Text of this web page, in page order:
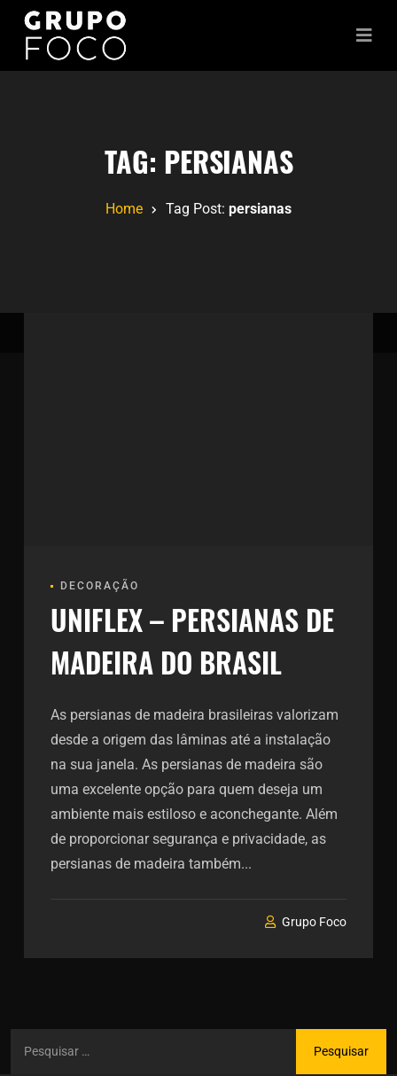
TAG: PERSIANAS
Home Tag Post: persianas
DECORAÇÃO
UNIFLEX – PERSIANAS DE
MADEIRA DO BRASIL
As persianas de madeira brasileiras valorizam
desde a origem das lâminas até a instalação
na sua janela. As persianas de madeira são
uma excelente opção para quem deseja um
ambiente mais estiloso e aconchegante. Além
de proporcionar segurança e privacidade, as
persianas de madeira também...
Grupo Foco